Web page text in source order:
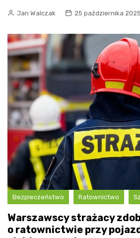
Jan Walczak 25 października 2025
Bezpieczeństwo Ratownictwo
Warszawscy strażacy
o ratownictwie przy